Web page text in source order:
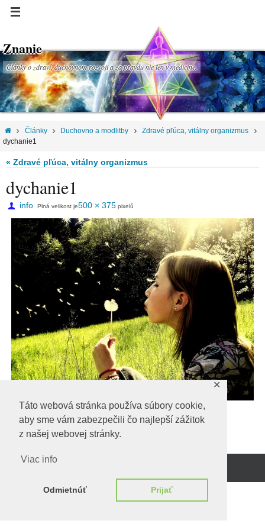
Táto webová stránka používa súbory cookie,
aby sme vám zabezpečili čo najlepší zážitok
z našej webovej stránky.
Viac info
Odmietnúť Prijať
✕
Znanie
Články o zdraví, duchovnom rozvoji a za pravdu nie len v medicíne.
Články Duchovno a modlitby
Zdravé pľúca, vitálny organizmus
dychanie1
« Zdravé pľúca, vitálny organizmus
dychanie1
info Plná velikost je500 × 375 pixelů